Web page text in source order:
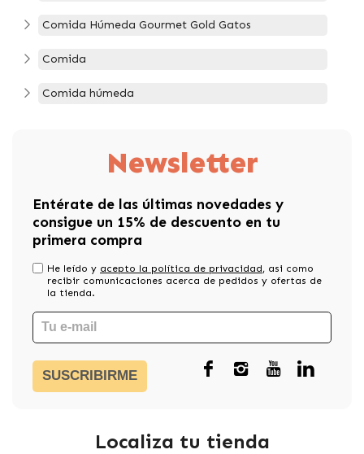
Comida Húmeda Gourmet Gold Gatos
Comida
Comida húmeda
Newsletter
Entérate de las últimas novedades y
consigue un 15% de descuento en tu
primera compra
He leído y acepto la política de privacidad, asi como
recibir comunicaciones acerca de pedidos y ofertas de
la tienda.
SUSCRIBIRME
Localiza tu tienda